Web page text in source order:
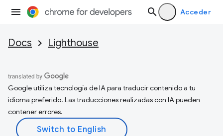
Acceder
Docs Lighthouse
Google utiliza tecnología de IA para traducir contenido a tu
idioma preferido. Las traducciones realizadas con IA pueden
contener errores.